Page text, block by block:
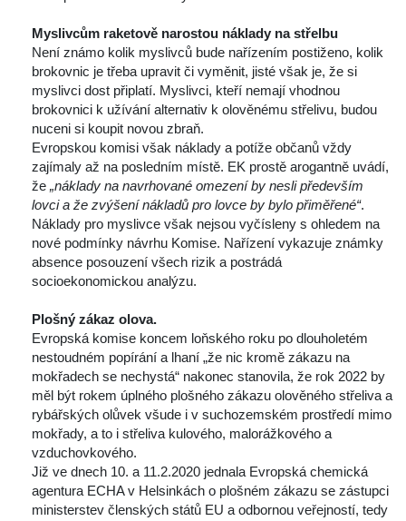
Myslivcům raketově narostou náklady na střelbu
Není známo kolik myslivců bude nařízením postiženo, kolik
brokovnic je třeba upravit či vyměnit, jisté však je, že si
myslivci dost připlatí. Myslivci, kteří nemají vhodnou
brokovnici k užívání alternativ k olověnému střelivu, budou
nuceni si koupit novou zbraň.
Evropskou komisi však náklady a potíže občanů vždy
zajímaly až na posledním místě. EK prostě arogantně uvádí,
že „náklady na navrhované omezení by nesli především
lovci a že zvýšení nákladů pro lovce by bylo přiměřené“.
Náklady pro myslivce však nejsou vyčísleny s ohledem na
nové podmínky návrhu Komise. Nařízení vykazuje známky
absence posouzení všech rizik a postrádá
ocioekonomickou analýzu.
Plošný zákaz olova.
Evropská komise koncem loňského roku po dlouholetém
nestoudném popírání a lhaní „že nic kromě zákazu na
mokřadech se nechystá“ nakonec stanovila, že rok 2022 by
měl být rokem úplného plošného zákazu olověného střeliva a
rybářských olůvek všude i v suchozemském prostředí mimo
mokřady, a to i střeliva kulového, malorážkového a
vzduchovkového.
Již ve dnech 10. a 11.2.2020 jednala Evropská chemická
agentura ECHA v Helsinkách o plošném zákazu se zástupci
ministerstev členských států EU a odbornou veřejností, tedy